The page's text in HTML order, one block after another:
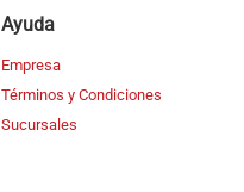
Ayuda
Empresa
Términos y Condiciones
Sucursales